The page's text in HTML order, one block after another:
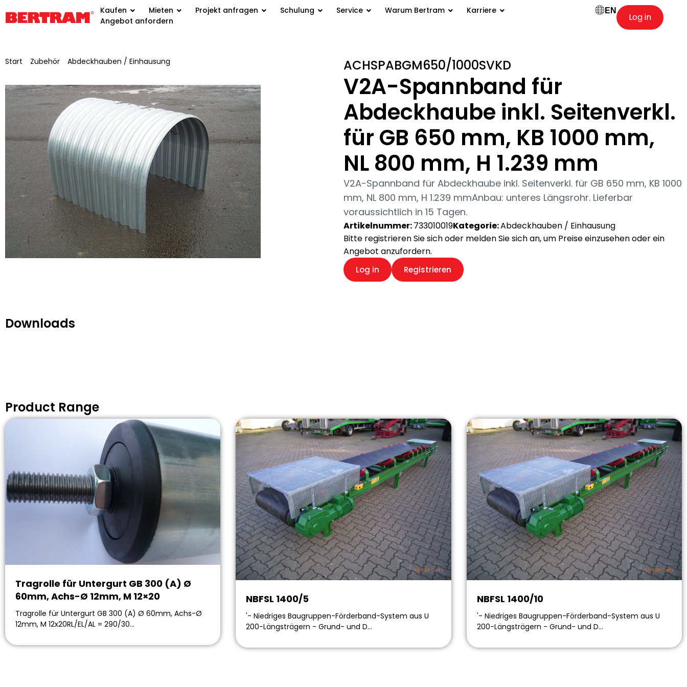
Kaufen Mieten Projekt anfragen Schulung Service Warum Bertram
Karriere
Angebot anfordern
EN
Log in
Start Zubehör Abdeckhauben / Einhausung ACHSPABGM650/1000SVKD
V2A-Spannband für
Abdeckhaube inkl. Seitenverkl.
für GB 650 mm, KB 1000 mm,
NL 800 mm, H 1.239 mm
V2A-Spannband für Abdeckhaube inkl. Seitenverkl. für GB 650 mm, KB 1000
mm, NL 800 mm, H 1.239 mmAnbau: unteres Längsrohr. Lieferbar
voraussichtlich in 15 Tagen.
Artikelnummer:733010019Kategorie:Abdeckhauben / Einhausung
Bitte registrieren Sie sich oder melden Sie sich an, um Preise einzusehen oder ein
Angebot anzufordern.
Log in Registrieren
Downloads
Product Range
Tragrolle für Untergurt GB 300 (A) Ø
60mm, Achs-Ø 12mm, M 12×20
Tragrolle für Untergurt GB 300 (A) Ø 60mm, Achs-Ø
12mm, M 12x20RL/EL/AL = 290/30…
NBFSL 1400/5
'- Niedriges Baugruppen-Förderband-System aus U
200-Längsträgern - Grund- und D…
NBFSL 1400/10
'- Niedriges Baugruppen-Förderband-System aus U
200-Längsträgern - Grund- und D…